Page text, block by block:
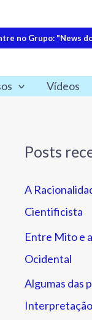
no Grupo: "News
Vídeos
Posts
A
Cientificista
Entre Mito e
Ocidental
Algumas das